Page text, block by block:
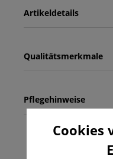
Qualitätsmerkmale
Artikeldetails
Pflegehinweise
Cookies